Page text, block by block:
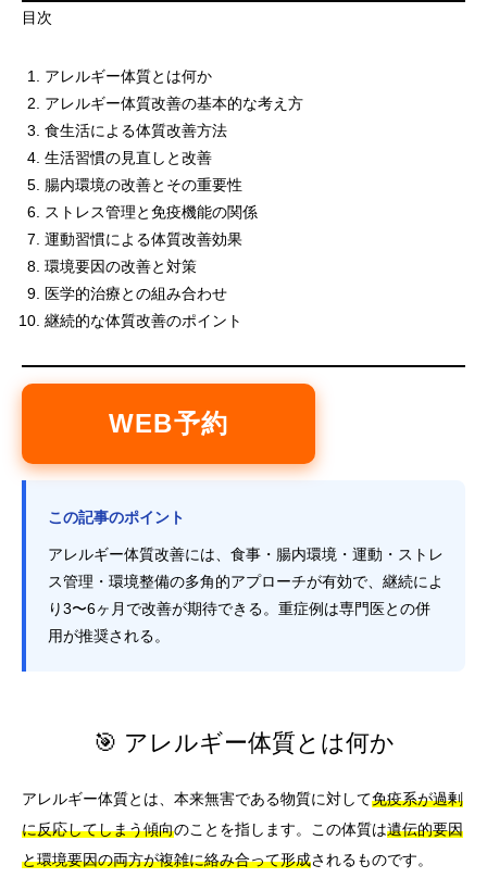
目次
アレルギー体質とは何か
アレルギー体質改善の基本的な考え方
食生活による体質改善方法
生活習慣の見直しと改善
腸内環境の改善とその重要性
ストレス管理と免疫機能の関係
運動習慣による体質改善効果
環境要因の改善と対策
医学的治療との組み合わせ
継続的な体質改善のポイント
WEB予約
この記事のポイント
アレルギー体質改善には、食事・腸内環境・運動・ストレ
ス管理・環境整備の多角的アプローチが有効で、継続によ
り3〜6ヶ月で改善が期待できる。重症例は専門医との併
用が推奨される。
🎯 アレルギー体質とは何か
アレルギー体質とは、本来無害である物質に対して免疫系が過剰
に反応してしまう傾向のことを指します。この体質は遺伝的要因
と環境要因の両方が複雑に絡み合って形成されるものです。